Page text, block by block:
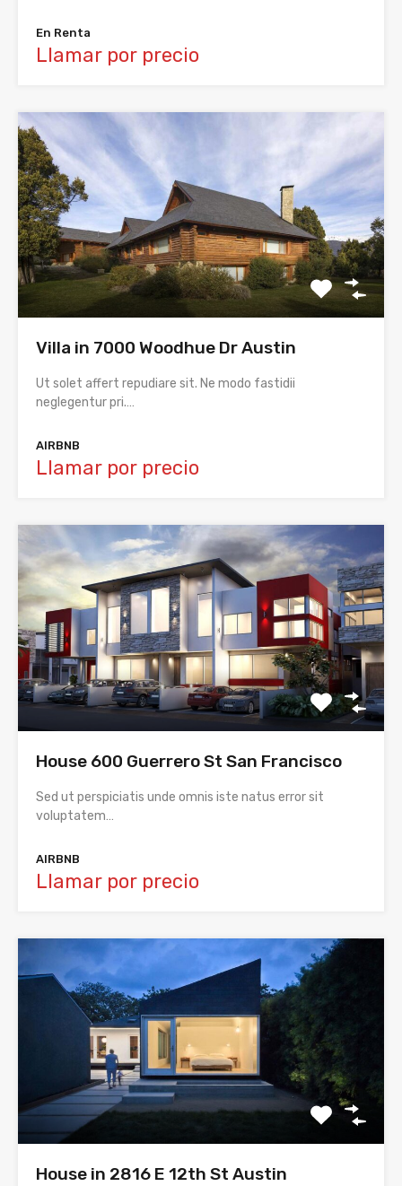
En Renta
Llamar por precio
Villa in 7000 Woodhue Dr Austin
Ut solet affert repudiare sit. Ne modo fastidii
neglegentur pri.…
AIRBNB
Llamar por precio
House 600 Guerrero St San Francisco
Sed ut perspiciatis unde omnis iste natus error sit
voluptatem…
AIRBNB
Llamar por precio
House in 2816 E 12th St Austin